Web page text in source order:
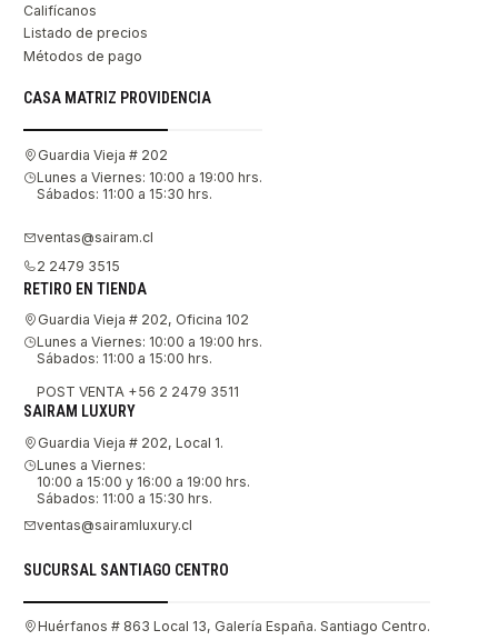
Califícanos
Listado de precios
Métodos de pago
CASA MATRIZ PROVIDENCIA
Guardia Vieja # 202
Lunes a Viernes: 10:00 a 19:00 hrs.
Sábados: 11:00 a 15:30 hrs.
ventas@sairam.cl
2 2479 3515
RETIRO EN TIENDA
Guardia Vieja # 202, Oficina 102
Lunes a Viernes: 10:00 a 19:00 hrs.
Sábados: 11:00 a 15:00 hrs.
POST VENTA +56 2 2479 3511
SAIRAM LUXURY
Guardia Vieja # 202, Local 1.
Lunes a Viernes:
10:00 a 15:00 y 16:00 a 19:00 hrs.
Sábados: 11:00 a 15:30 hrs.
ventas@sairamluxury.cl
SUCURSAL SANTIAGO CENTRO
Huérfanos # 863 Local 13, Galería España. Santiago Centro.